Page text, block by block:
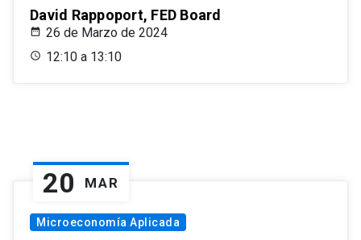
David Rappoport, FED Board
26 de Marzo de 2024
12:10 a 13:10
20 MAR
Microeconomía Aplicada